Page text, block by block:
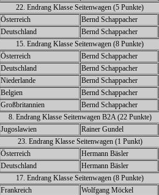
22. Endrang Klasse Seitenwagen (5 Punkte)
Österreich Bernd Schappacher
Deutschland Bernd Schappacher
15. Endrang Klasse Seitenwagen (8 Punkte)
Österreich Bernd Schappacher
Deutschland Bernd Schappacher
Niederlande Bernd Schappacher
Belgien Bernd Schappacher
Großbritannien Bernd Schappacher
8. Endrang Klasse Seitenwagen B2A (22 Punkte)
Jugoslawien Rainer Gundel
23. Endrang Klasse Seitenwagen (1 Punkt)
Österreich Hermann Bäsler
Deutschland Hermann Bäsler
17. Endrang Klasse Seitenwagen (8 Punkte)
Frankreich Wolfgang Möckel